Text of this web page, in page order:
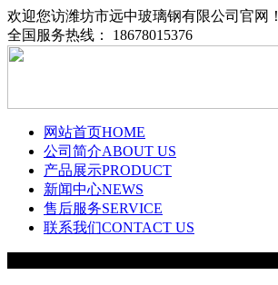
欢迎您访潍坊市远中玻璃钢有限公司官网！
全国服务热线： 18678015376
网站首页HOME
公司简介ABOUT US
产品展示PRODUCT
新闻中心NEWS
售后服务SERVICE
联系我们CONTACT US